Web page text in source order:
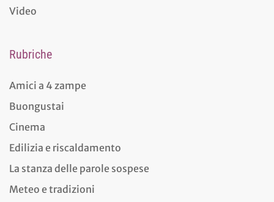
Video
Rubriche
Amici a 4 zampe
Buongustai
Cinema
Edilizia e riscaldamento
La stanza delle parole sospese
Meteo e tradizioni